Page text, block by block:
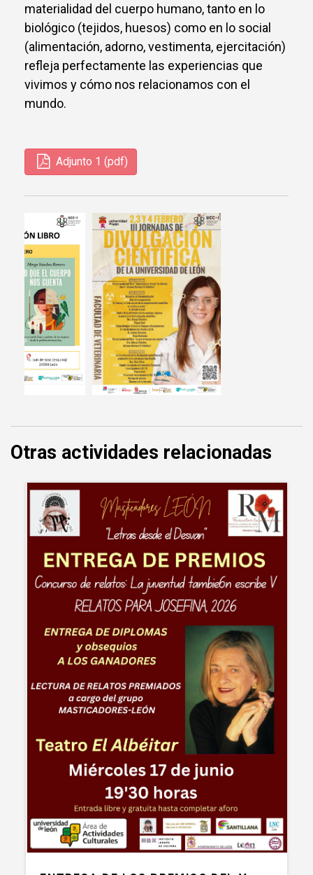
materialidad del cuerpo humano, tanto en lo
biológico (tejidos, huesos) como en lo social
(alimentación, adorno, vestimenta, ejercitación)
refleja perfectamente las experiencias que
vivimos y cómo nos relacionamos con el
mundo.
Adjunto 1 (pdf)
Otras actividades relacionadas